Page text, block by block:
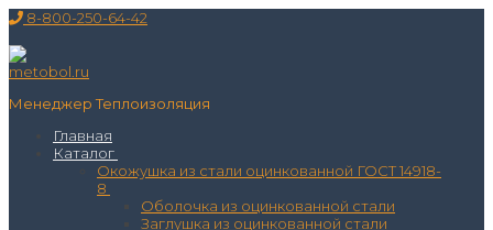
Перейти
содержимому
Меню
Закрыть
8-800-250-64-42
Менеджер Теплоизоляция
Главная
Каталог
Окожушка из стали оцинкованной ГОСТ 14918-
8
Оболочка из оцинкованной стали
Заглушка из оцинкованной стали